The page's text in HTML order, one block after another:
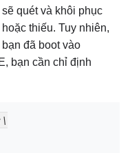
sẽ quét và khôi phục
thiếu. Tuy nhiên,
đã boot vào
bạn cần chỉ định